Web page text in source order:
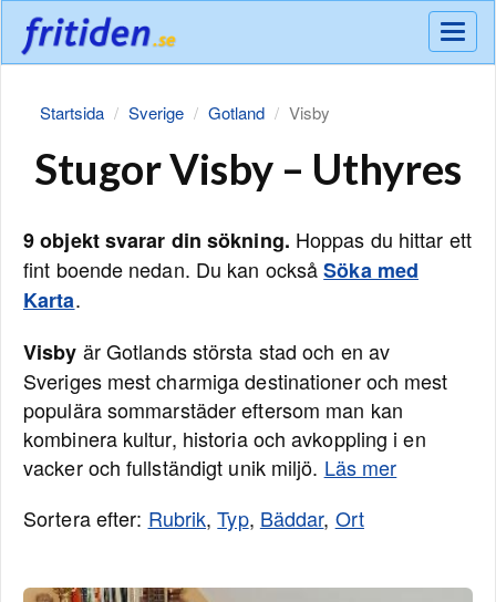
Meny
Startsida Sverige Gotland Visby
Stugor Visby – Uthyres
9 objekt svarar din sökning. Hoppas du hittar ett
fint boende nedan. Du kan ocksåSöka med
Karta.
Visby är Gotlands största stad och en av
Sveriges mest charmiga destinationer och mest
populära sommarstäder eftersom man kan
kombinera kultur, historia och avkoppling i en
vacker och fullständigt unik miljö. Läs mer
Sortera efter: Rubrik,Typ, Bäddar, Ort